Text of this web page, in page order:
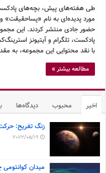
طی هفته‌های پیش، بچه‌های
مورد پدیده‌ای به نام
حضور جادی منتشر کردند. این
پادکست، تلگرام و آیتیونز
با نقد محتوایی این مجموعه، به
مطالعه بیشتر »
اخیر محبوب دیدگاه‌ها
زنگ تفریح:
2022/05/19
میدان